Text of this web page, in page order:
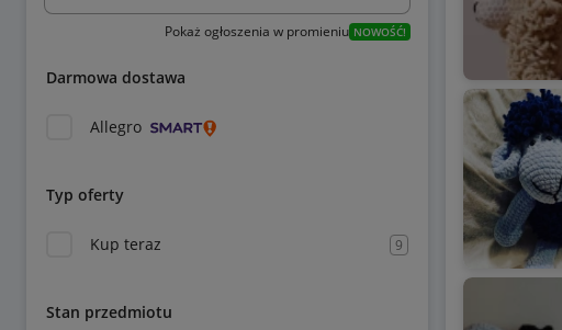
Pokaż ogłoszenia w promieniu NOWOŚĆ!
Darmowa dostawa
Allegro
Typ oferty
Kup teraz 9
Stan przedmiotu